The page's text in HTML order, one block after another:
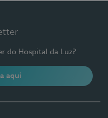
do Hospital da Luz?
aqui